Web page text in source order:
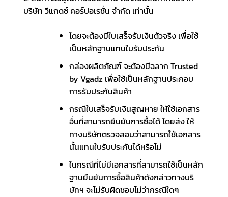
บริษัท วีแกดซ์ คอร์ปอเรชั่น จำกัด เท่านั้น
โดยจะต้องมีใบเสร็จรับเงินตัวจริง เพื่อใช้
เป็นหลักฐานแทนใบรับประกัน
กล่องผลิตภัณฑ์ จะต้องมีฉลาก Trusted
by Vgadz เพื่อใช้เป็นหลักฐานประกอบ
การรับประกันสินค้า
กรณีใบเสร็จรับเงินสูญหาย ให้ใช้เอกสาร
อื่นที่สามารถยืนยันการซื้อได้ โดยส่ง ให้
ทางบริษัทตรวจสอบว่าสามารถใช้เอกสาร
นั้นแทนใบรับประกันได้หรือไม่
ในกรณีที่ไม่มีเอกสารที่สามารถใช้เป็นหลัก
ฐานยืนยันการซื้อสินค้าดังกล่าวทางบริ
ษัทฯ จะไม่รับผิดชอบไม่ว่ากรณีใดๆ